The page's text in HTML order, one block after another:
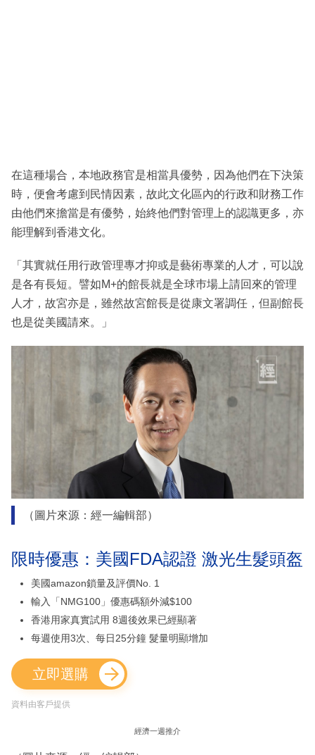
在這種場合，本地政務官是相當具優勢，因為他們在下決策
時，便會考慮到民情因素，故此文化區內的行政和財務工作
由他們來擔當是有優勢，始終他們對管理上的認識更多，亦
能理解到香港文化。
「其實就任用行政管理專才抑或是藝術專業的人才，可以說
是各有長短。譬如M+的館長就是全球巿場上請回來的管理
人才，故宮亦是，雖然故宮館長是從康文署調任，但副館長
也是從美國請來。」
（圖片來源：經一編輯部）
限時優惠：美國FDA認證 激光生髮頭盔
美國amazon鎖量及評價No. 1
輸入「NMG100」優惠碼額外減$100
香港用家真實試用 8週後效果已經顯著
每週使用3次、每日25分鐘 髮量明顯增加
立即選購
資料由客戶提供
經濟一週推介